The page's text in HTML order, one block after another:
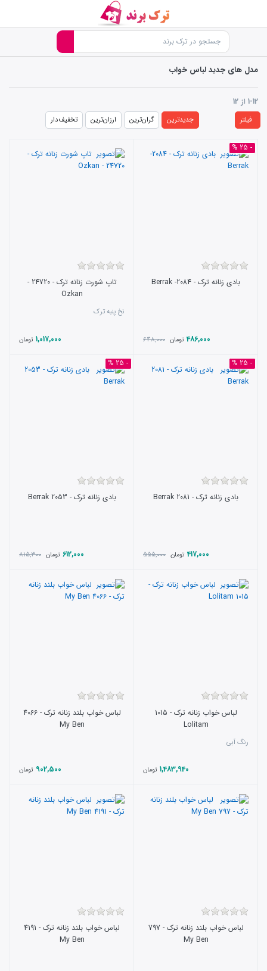
مدل های جدید لباس خواب
1-12 از 12
فیلتر جدیدترین گران‌ترین ارزان‌ترین تخفیف‌دار
- 25 %
بادی زنانه ترک - 2084- Berrak
486,000 تومان 648,000
تاپ شورت زنانه ترک - 24720 -
Ozkan
نخ پنبه ترک
1,017,000 تومان
- 25 %
بادی زنانه ترک - 2081 Berrak
417,000 تومان 555,000
- 25 %
بادی زنانه ترک - 2053 Berrak
612,000 تومان 815,300
لباس خواب زنانه ترک - 1015
Lolitam
رنگ آبی
1,483,940 تومان
لباس خواب بلند زنانه ترک - 4066
My Ben
902,500 تومان
لباس خواب بلند زنانه ترک - 797
My Ben
لباس خواب بلند زنانه ترک - 4191
My Ben